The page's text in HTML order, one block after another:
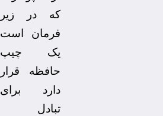
که در زیر
فرمان است
یک چیپ
حافظه قرار
دارد برای
تبادل